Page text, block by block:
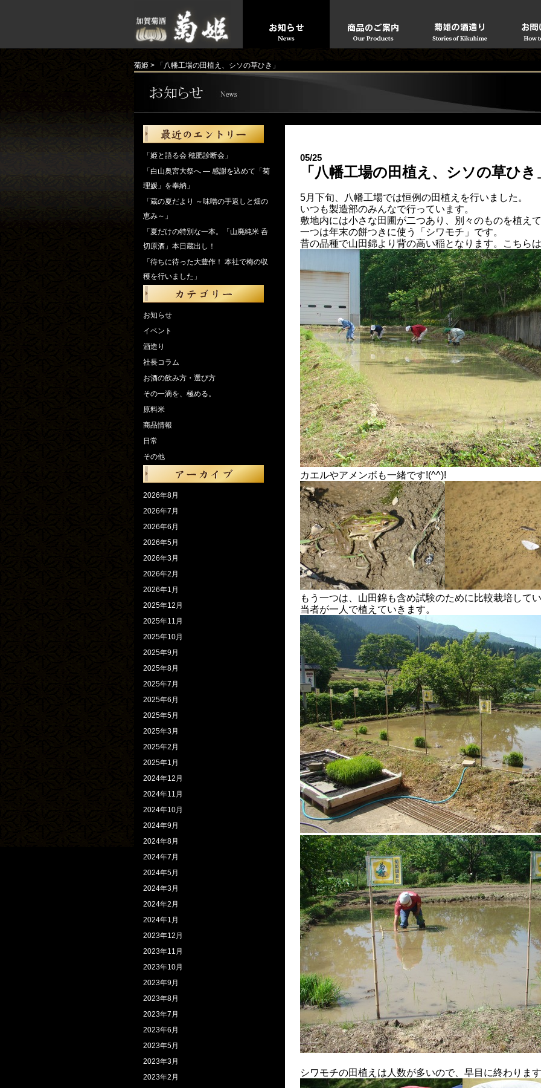
菊姫 > 「八幡工場の田植え、シソの草ひき」
05/25
「八幡工場の田植え、シソの草ひき
5月下旬、八幡工場では恒例の田植えを行いました。
いつも製造部のみんなで行っています。
敷地内には小さな田圃が二つあり、別々のものを植え
一つは年末の餅つきに使う「シワモチ」です。
昔の品種で山田錦より背の高い稲となります。こちら
カエルやアメンボも一緒です!(^^)!
もう一つは、山田錦も含め試験のために比較栽培して
当者が一人で植えていきます。
シワモチの田植えは人数が多いので、早目に終わりま
「姫と語る会 穂肥診断会」
「白山奥宮大祭へ ― 感謝を込めて「菊
理媛」を奉納」
「蔵の夏だより ～味噌の手返しと畑の
恵み～」
「夏だけの特別な一本。「山廃純米 呑
切原酒」本日蔵出し！
「待ちに待った大豊作！ 本社で梅の収
穫を行いました」
お知らせ
イベント
酒造り
社長コラム
お酒の飲み方・選び方
その一滴を、極める。
原料米
商品情報
日常
その他
2026年8月
2026年7月
2026年6月
2026年5月
2026年3月
2026年2月
2026年1月
2025年12月
2025年11月
2025年10月
2025年9月
2025年8月
2025年7月
2025年6月
2025年5月
2025年3月
2025年2月
2025年1月
2024年12月
2024年11月
2024年10月
2024年9月
2024年8月
2024年7月
2024年5月
2024年3月
2024年2月
2024年1月
2023年12月
2023年11月
2023年10月
2023年9月
2023年8月
2023年7月
2023年6月
2023年5月
2023年3月
2023年2月